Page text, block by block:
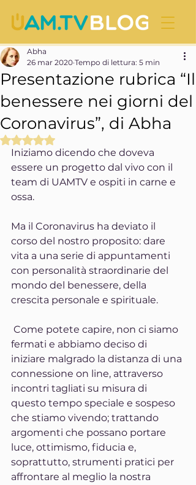
Presentazione rubrica “Il
benessere nei giorni del
Coronavirus”, di Abha
Abha
26 mar 2020 Tempo di lettura: 5 min
Valutazione NaN stelle su 5.
Iniziamo dicendo che doveva
essere un progetto dal vivo con il
team di UAMTV e ospiti in carne e
ossa.
Ma il Coronavirus ha deviato il
corso del nostro proposito: dare
vita a una serie di appuntamenti
con personalità straordinarie del
mondo del benessere, della
crescita personale e spirituale.
fermati e abbiamo deciso di
iniziare malgrado la distanza di una
connessione on line, attraverso
incontri tagliati su misura di
questo tempo speciale e sospeso
che stiamo vivendo; trattando
argomenti che possano portare
luce, ottimismo, fiducia e,
soprattutto, strumenti pratici per
affrontare al meglio la nostra